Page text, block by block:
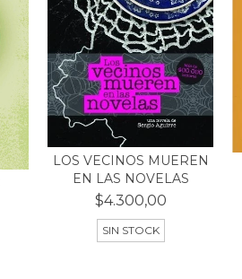
LOS VECINOS MUEREN
EN LAS NOVELAS
$4.300,00
SIN STOCK